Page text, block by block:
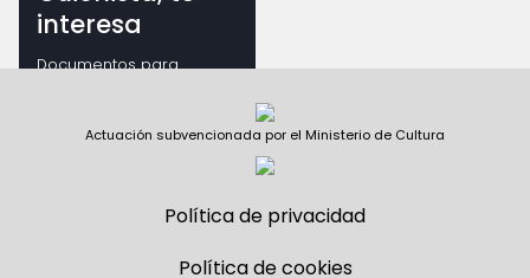
interesa
Documentos para
Actuación subvencionada por el Ministerio de Cultura
Política de privacidad
Política de cookies